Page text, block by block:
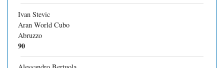
Ivan Stevic
Aran World Cubo
Abruzzo
90